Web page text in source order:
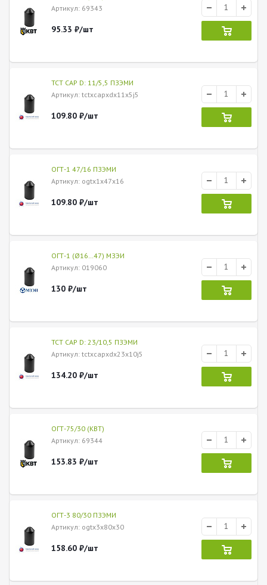
Артикул: 69343
95.33 ₽/шт
ТСТ CAP D: 11/5,5 ПЗЭМИ
Артикул: tctxcapxdx11x5j5
109.80 ₽/шт
ОГТ-1 47/16 ПЗЭМИ
Артикул: ogtx1x47x16
109.80 ₽/шт
ОГТ-1 (Ø16…47) МЗЭИ
Артикул: 019060
130 ₽/шт
ТСТ CAP D: 23/10,5 ПЗЭМИ
Артикул: tctxcapxdx23x10j5
134.20 ₽/шт
ОГТ-75/30 (КВТ)
Артикул: 69344
153.83 ₽/шт
ОГТ-3 80/30 ПЗЭМИ
Артикул: ogtx3x80x30
158.60 ₽/шт